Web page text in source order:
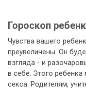
Гороскоп
Чувства вашего
преувеличены. Он
взгляда - и
в себе. Этого ребенка
секса. Родителям,